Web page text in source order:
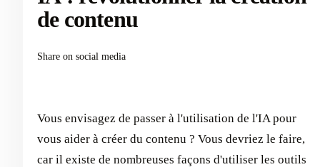
de contenu
Share on social media
Vous envisagez de passer à l'utilisation de l'IA pour
vous aider à créer du contenu ? Vous devriez le faire,
car il existe de nombreuses façons d'utiliser les outils